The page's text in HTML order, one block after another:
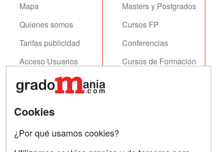
Mapa
Quienes somos
Tarifas publicidad
Acceso Usuarios
Acceso Centros
Masters y Postgrados
Cursos FP
Conferencias
Cursos de Formación
Contactar
Cookies
¿Por qué usamos cookies?